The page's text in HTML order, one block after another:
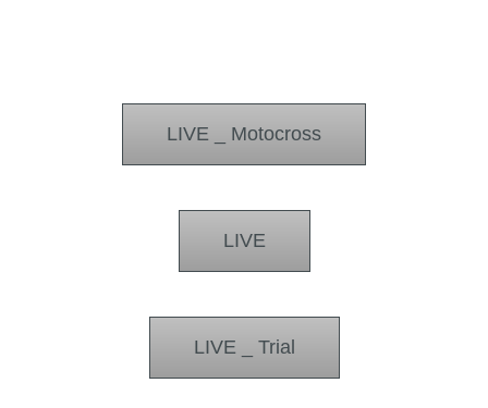
LIVE _ Motocross
LIVE
LIVE _ Trial